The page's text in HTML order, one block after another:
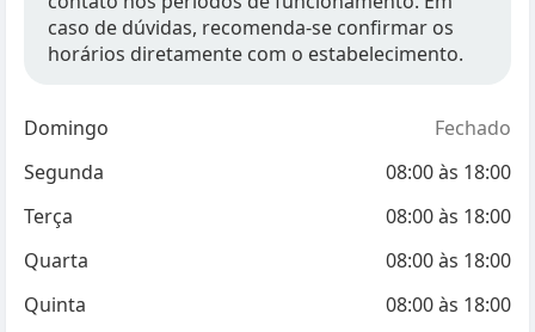
caso de dúvidas, recomenda-se confirmar os
horários diretamente com o estabelecimento.
Domingo
Fechado
Segunda
08:00às 18:00
Terça
08:00às 18:00
Quarta
08:00às 18:00
Quinta
08:00às 18:00